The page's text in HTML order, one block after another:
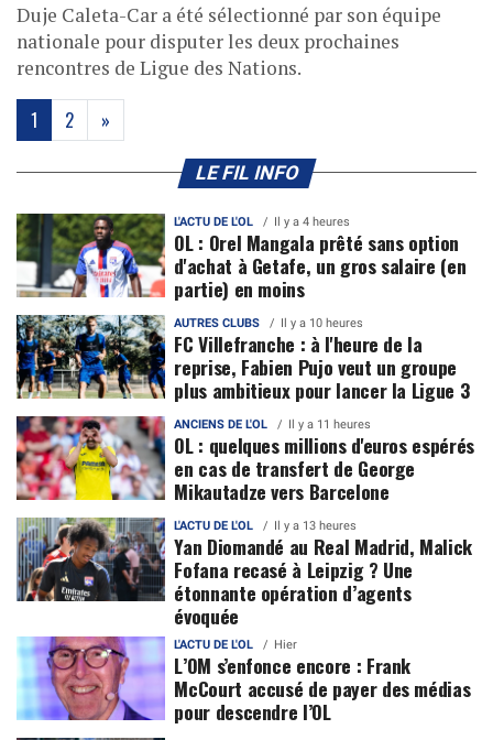
Duje Caleta-Car a été sélectionné par son équipe
nationale pour disputer les deux prochaines
rencontres de Ligue des Nations.
1 (current)
2 »
LE FIL INFO
L'ACTU DE L'OL Il y a 4 heures
OL : Orel Mangala prêté sans option
d'achat à Getafe, un gros salaire (en
partie) en moins
AUTRES CLUBS Il y a 10 heures
FC Villefranche : à l'heure de la
reprise, Fabien Pujo veut un groupe
plus ambitieux pour lancer la Ligue 3
ANCIENS DE L'OL Il y a 11 heures
OL : quelques millions d'euros espérés
en cas de transfert de George
Mikautadze vers Barcelone
L'ACTU DE L'OL Il y a 13 heures
Yan Diomandé au Real Madrid, Malick
Fofana recasé à Leipzig ? Une
étonnante opération d’agents
évoquée
L'ACTU DE L'OL Hier
L’OM s’enfonce encore : Frank
McCourt accusé de payer des médias
pour descendre l’OL